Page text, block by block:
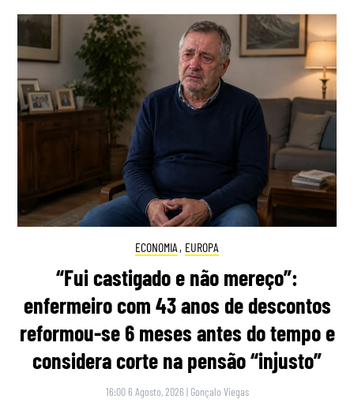
ECONOMIA , EUROPA
“Fui castigado e não mereço”:
enfermeiro com 43 anos de descontos
reformou-se 6 meses antes do tempo e
considera corte na pensão “injusto”
16:00 6 Agosto, 2026 | Gonçalo Viegas